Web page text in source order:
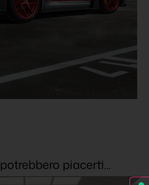
piacerti...